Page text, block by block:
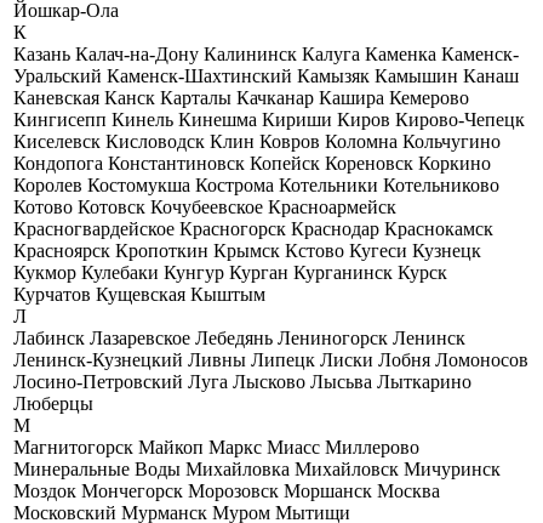
Йошкар-Ола
К
Казань Калач-на-Дону Калининск Калуга Каменка Каменск-
Уральский Каменск-Шахтинский Камызяк Камышин Канаш
Каневская Канск Карталы Качканар Кашира Кемерово
Кингисепп Кинель Кинешма Кириши Киров Кирово-Чепецк
Киселевск Кисловодск Клин Ковров Коломна Кольчугино
Кондопога Константиновск Копейск Кореновск Коркино
Королев Костомукша Кострома Котельники Котельниково
Котово Котовск Кочубеевское Красноармейск
Красногвардейское Красногорск Краснодар Краснокамск
Красноярск Кропоткин Крымск Кстово Кугеси Кузнецк
Кукмор Кулебаки Кунгур Курган Курганинск Курск
Курчатов Кущевская Кыштым
Л
Лабинск Лазаревское Лебедянь Лениногорск Ленинск
Ленинск-Кузнецкий Ливны Липецк Лиски Лобня Ломоносов
Лосино-Петровский Луга Лысково Лысьва Лыткарино
Люберцы
М
Магнитогорск Майкоп Маркс Миасс Миллерово
Минеральные Воды Михайловка Михайловск Мичуринск
Моздок Мончегорск Морозовск Моршанск Москва
Московский Мурманск Муром Мытищи